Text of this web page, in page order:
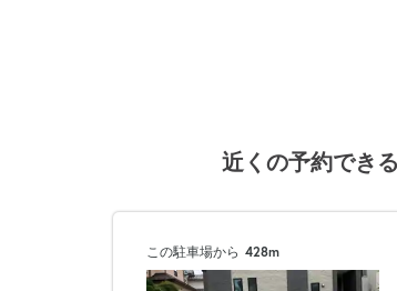
近くの予約でき
この駐車場から 428m